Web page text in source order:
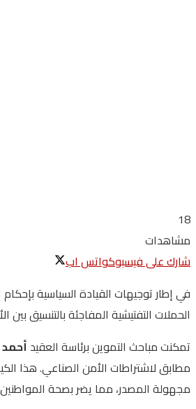
18
مشاهدات
شارك على فيسبوكواتس اب
في إطار توجيهات القيادة السياسية
الحملات التفتيشية المفاجئة بالتنسيق
تمكنت مباحث التموين برئاسة العقيد
مطابق لاشتراطات الأمن الصناعي. هذا
مجهولة المصدر، مما يضر بصحة